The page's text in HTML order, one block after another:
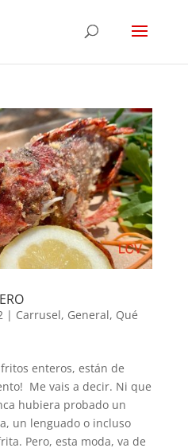
| Carrusel, General, Qué
enteros, están de
Me vais a decir. Ni que
hubiera probado un
un lenguado o incluso
Pero, esta moda, va de